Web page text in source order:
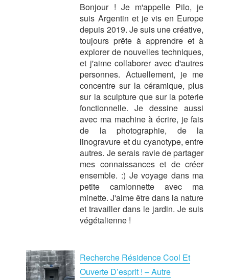
Bonjour ! Je m'appelle Pilo, je
suis Argentin et je vis en Europe
depuis 2019. Je suis une créative,
toujours prête à apprendre et à
explorer de nouvelles techniques,
et j'aime collaborer avec d'autres
personnes. Actuellement, je me
concentre sur la céramique, plus
sur la sculpture que sur la poterie
fonctionnelle. Je dessine aussi
avec ma machine à écrire, je fais
de la photographie, de la
linogravure et du cyanotype, entre
autres. Je serais ravie de partager
mes connaissances et de créer
ensemble. :) Je voyage dans ma
petite camionnette avec ma
minette. J'aime être dans la nature
et travailler dans le jardin. Je suis
végétalienne !
Recherche Résidence Cool Et
Ouverte D’esprit ! – Autre